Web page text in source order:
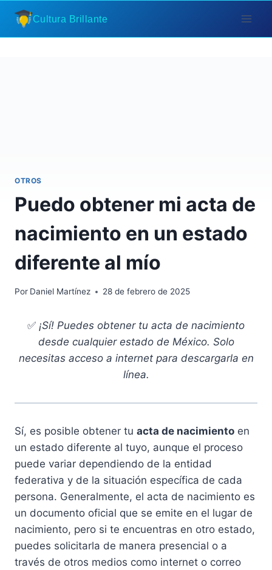
Saltar
contenido
Cultura Brillante
OTROS
Puedo obtener mi acta de
nacimiento en un estado
diferente al mío
Por Daniel Martínez 28 de febrero de 2025
✅ ¡Sí! Puedes obtener tu acta de nacimiento
desde cualquier estado de México. Solo
necesitas acceso a internet para descargarla en
línea.
Sí, es posible obtener tu acta de nacimiento en
un estado diferente al tuyo, aunque el proceso
puede variar dependiendo de la entidad
federativa y de la situación específica de cada
persona. Generalmente, el acta de nacimiento es
un documento oficial que se emite en el lugar de
nacimiento, pero si te encuentras en otro estado,
puedes solicitarla de manera presencial o a
través de otros medios como internet o correo